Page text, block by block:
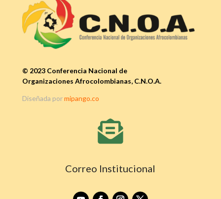
© 2023 Conferencia Nacional de
Organizaciones Afrocolombianas, C.N.O.A.
Diseñada pormipango.co

Correo Institucional